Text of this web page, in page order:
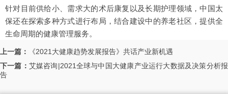
针对目前供给小、需求大的术后康复以及长期护理领域，中国太
保还在探索多种方式进行布局，结合建设中的养老社区，提供全
生命周期的健康管理服务。
上一篇：
《2021大健康趋势发展报告》共话产业新机遇
下一篇： 艾媒咨询|2021全球与中国大健康产业运行大数据及决策分析报
告